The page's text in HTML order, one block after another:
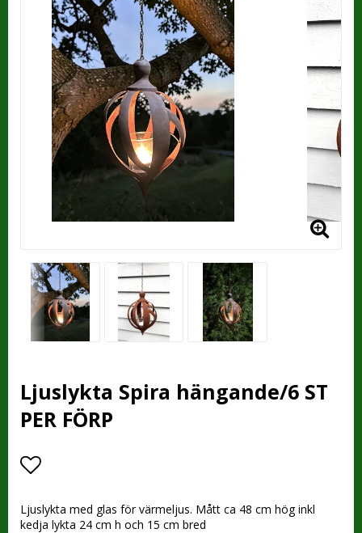
Ljuslykta Spira hängande/6 ST
PER FÖRP
Lägg till i favoritlistan
Ljuslykta med glas för värmeljus. Mått ca 48 cm hög inkl
kedja lykta 24 cm h och 15 cm bred